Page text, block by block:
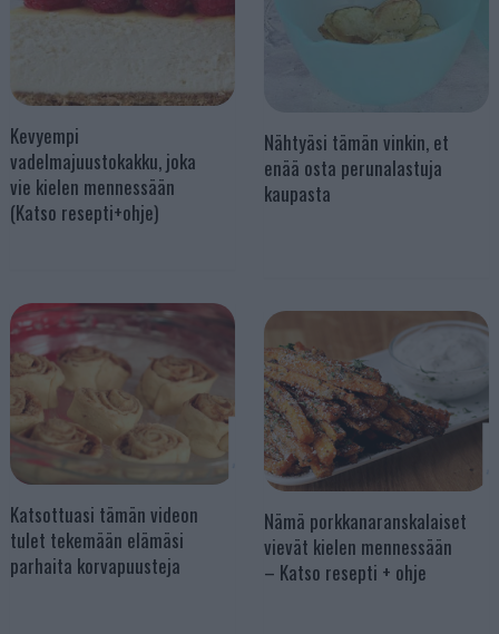
Kevyempi
vadelmajuustokakku, joka
vie kielen mennessään
(Katso resepti+ohje)
Nähtyäsi tämän vinkin, et
enää osta perunalastuja
kaupasta
Katsottuasi tämän videon
tulet tekemään elämäsi
parhaita korvapuusteja
Nämä porkkanaranskalaiset
vievät kielen mennessään
– Katso resepti + ohje